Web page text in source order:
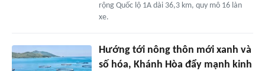
rộng Quốc lộ 1A dài 36,3 km, quy mô 16 làn
xe.
Hướng tới nông thôn mới xanh và
số hóa, Khánh Hòa đẩy mạnh kinh